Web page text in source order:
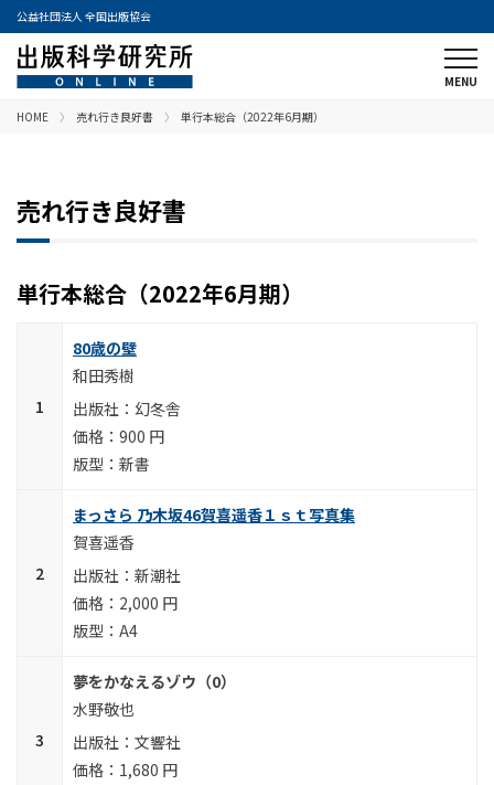
公益社団法人 全国出版協会
HOME 売れ行き良好書 単行本総合（2022年6月期）
売れ行き良好書
単行本総合（2022年6月期）
80歳の壁
和田秀樹
幻冬舎
900 円
新書
まっさら 乃木坂46賀喜遥香１ｓｔ写真集
賀喜遥香
新潮社
2,000 円
A4
夢をかなえるゾウ（0）
水野敬也
文響社
1,680 円